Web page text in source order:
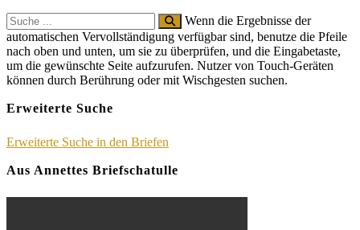
Search
for:
Wenn die Ergebnisse der
automatischen Vervollständigung verfügbar sind, benutze die Pfeile
nach oben und unten, um sie zu überprüfen, und die Eingabetaste,
um die gewünschte Seite aufzurufen. Nutzer von Touch-Geräten
können durch Berührung oder mit Wischgesten suchen.
Erweiterte Suche
Erweiterte Suche in den Briefen
Aus Annettes Briefschatulle